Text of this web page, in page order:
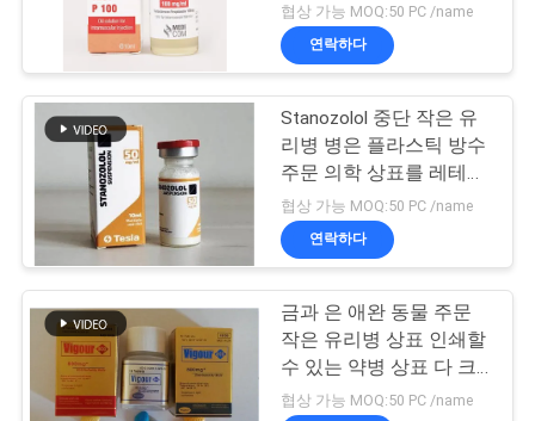
우
안전 홀로그램 스티
커
27
티커에 의하여 레테르를
붙입니다
협상 가능 MOQ:50 PC /name
연락하다
Stanozolol 중단 작은 유
리병 병은 플라스틱 방수
주문 의학 상표를 레테르
를 붙입니다
협상 가능 MOQ:50 PC /name
연락하다
금과 은 애완 동물 주문
작은 유리병 상표 인쇄할
수 있는 약병 상표 다 크
기
협상 가능 MOQ:50 PC /name